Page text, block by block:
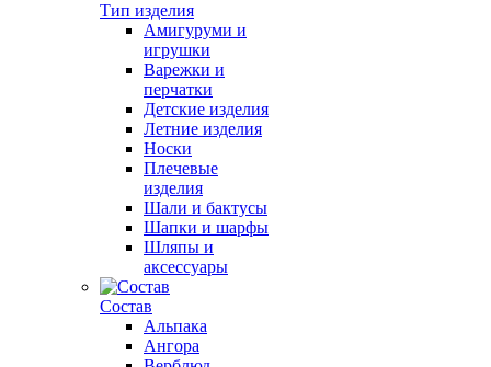
Тип изделия
Амигуруми и
игрушки
Варежки и
перчатки
Детские изделия
Летние изделия
Носки
Плечевые
изделия
Шали и бактусы
Шапки и шарфы
Шляпы и
аксессуары
Состав
Альпака
Ангора